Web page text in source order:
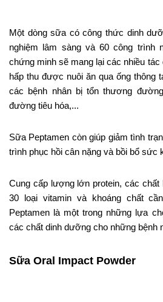
Một dòng sữa có công thức dinh
nghiệm lâm sàng và 60 công trình
chứng minh sẽ mang lại các nhiều tác
hấp thu được nuôi ăn qua ống thông
các bệnh nhân bị tổn thương
đường tiêu hóa,...
Sữa Peptamen còn giúp giảm tình
trình phục hồi cân nặng và bồi bổ sức
Cung cấp lượng lớn protein, các chất
30 loại vitamin và khoáng chất
Peptamen là một trong những lựa
các chất dinh dưỡng cho những bệnh
Sữa Oral Impact Powder